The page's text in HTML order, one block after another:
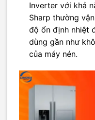
Inverter với khả
Sharp thường
độ ổn định nhiệt
dùng gần như
của máy nén.